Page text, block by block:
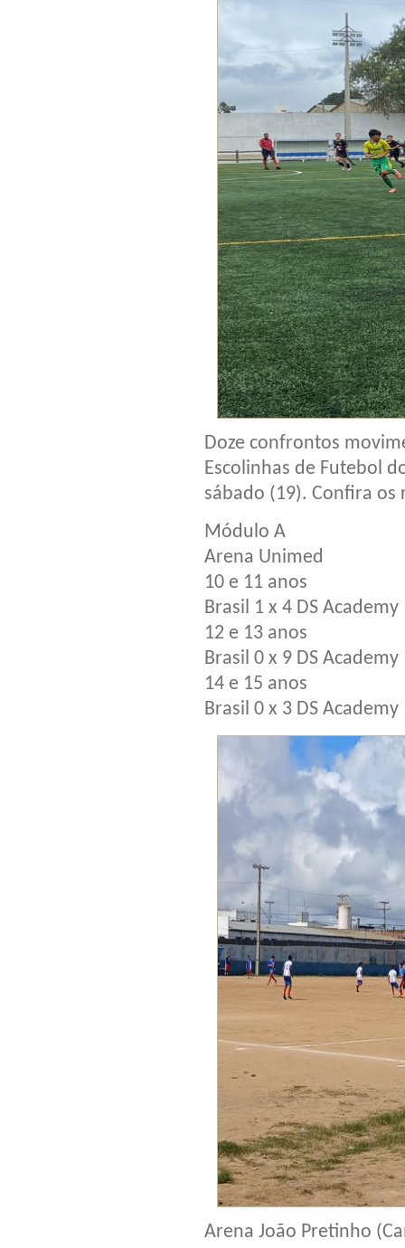
Doze confrontos
Escolinhas de Futebol
sábado (19). Confira os
Módulo A
Arena Unimed
10 e 11 anos
Brasil 1 x 4 DS Academy
12 e 13 anos
Brasil 0 x 9 DS Academy
14 e 15 anos
Brasil 0 x 3 DS Academy
Arena João Pretinho